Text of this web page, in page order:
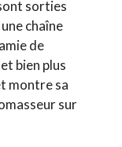
sorties
chaîne
de
bien plus
montre sa
sur